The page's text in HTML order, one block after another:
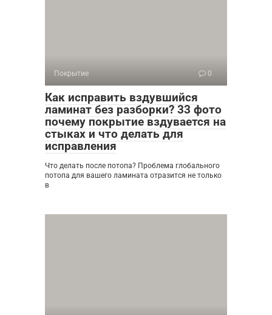
Покрытие 0
Как исправить вздувшийся
ламинат без разборки? 33 фото
почему покрытие вздувается на
стыках и что делать для
исправления
Что делать после потопа? Проблема глобального
потопа для вашего ламината отразится не только
в